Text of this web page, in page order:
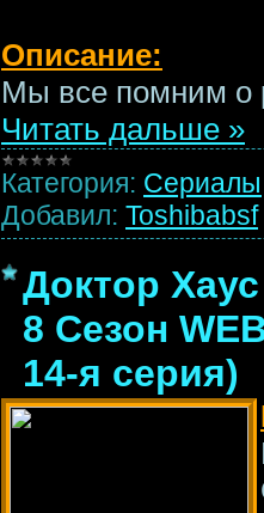
Описание:
Мы все помним о
Читать дальше »
Категория: Сериалы
Добавил: Toshibabsf
Доктор
8 Сезон
14-я серия)